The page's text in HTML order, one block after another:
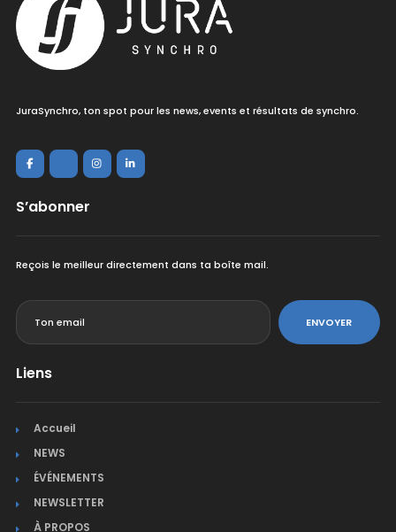
JuraSynchro, ton spot pour les news, events et résultats de synchro.
S’abonner
Reçois le meilleur directement dans ta boîte mail.
ENVOYER
Liens
Accueil
NEWS
ÉVÉNEMENTS
NEWSLETTER
À PROPOS